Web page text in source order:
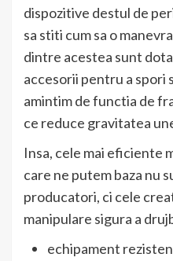
dispozitive destul de
sa stiti cum sa o
dintre acestea sunt
accesorii pentru a spori
amintim de functia de
ce reduce gravitatea
Insa, cele mai eficiente
care ne putem baza nu
producatori, ci cele
manipulare sigura a
echipament